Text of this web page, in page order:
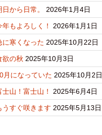
日から日常。 2026年1月4日
年もよろしく！ 2026年1月1日
に寒くなった 2025年10月22日
欲の秋 2025年10月3日
月になっていた 2025年10月2日
士山！富士山！ 2025年6月4日
うすぐ咲きます 2025年5月13日